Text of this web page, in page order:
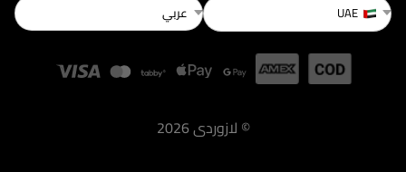
UAE عربي
© لازوردى2026